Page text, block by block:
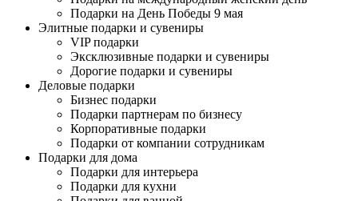
Подарки на День Победы 9 мая
Элитные подарки и сувениры
VIP подарки
Эксклюзивные подарки и сувениры
Дорогие подарки и сувениры
Деловые подарки
Бизнес подарки
Подарки партнерам по бизнесу
Корпоративные подарки
Подарки от компании сотрудникам
Подарки для дома
Подарки для интерьера
Подарки для кухни